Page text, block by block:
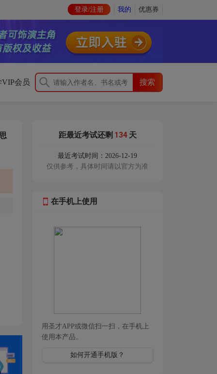
登录/注册 我的 优惠券
会员
距最近考试还剩 134 天
最近考试时间：2026-12-19
仅供参考，具体时间请以官方为准
在手机上使用
用圣才APP或微信扫一扫，在手机上
使用本产品。
如何开通手机版？